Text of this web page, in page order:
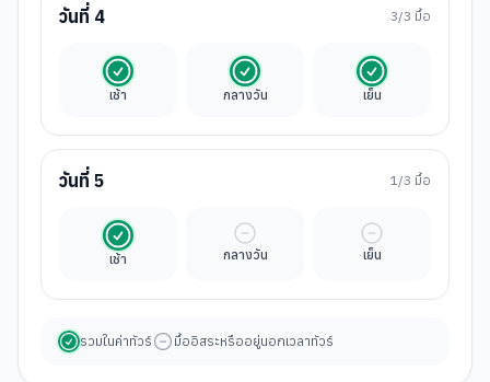
วันที่ 4 3/3 มื้อ
เช้า
รวมในค่าทัวร์
กลางวัน
รวมในค่าทัวร์
เย็น
รวมในค่าทัวร์
วันที่ 5 1/3 มื้อ
เช้า
รวมในค่าทัวร์
กลางวัน
มื้ออิสระ
เย็น
มื้ออิสระ
รวมในค่าทัวร์ มื้ออิสระหรืออยู่นอกเวลาทัวร์